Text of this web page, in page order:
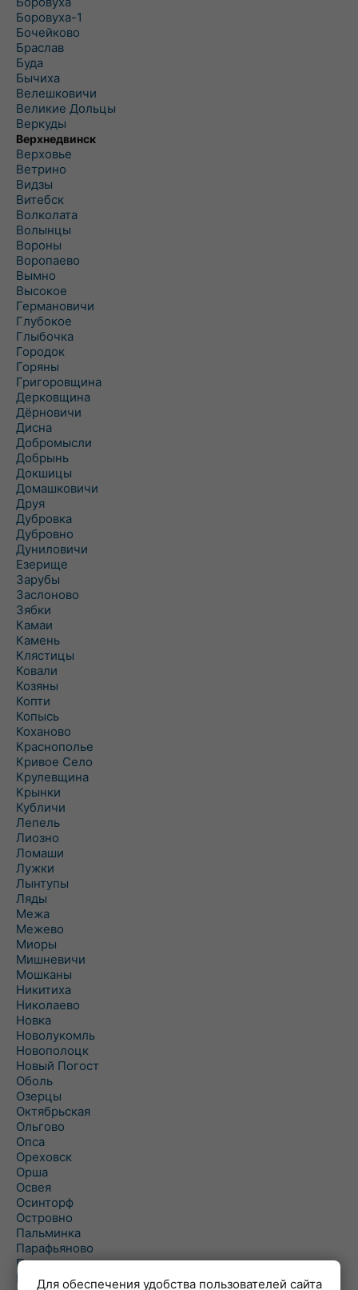
Боровуха-1
Бочейково
Браслав
Буда
Бычиха
Велешковичи
Великие Дольцы
Веркуды
Верхнедвинск
Верховье
Ветрино
Видзы
Витебск
Волколата
Волынцы
Вороны
Воропаево
Вымно
Высокое
Германовичи
Глубокое
Глыбочка
Городок
Горяны
Григоровщина
Дерковщина
Дёрновичи
Дисна
Добромысли
Добрынь
Докшицы
Домашковичи
Друя
Дубровка
Дубровно
Дуниловичи
Езерище
Зарубы
Заслоново
Зябки
Камаи
Камень
Клястицы
Ковали
Козяны
Копти
Копысь
Коханово
Краснополье
Кривое Село
Крулевщина
Крынки
Кубличи
Лепель
Лиозно
Ломаши
Лужки
Лынтупы
Ляды
Межа
Межево
Миоры
Мишневичи
Мошканы
Никитиха
Николаево
Новка
Новолукомль
Новополоцк
Новый Погост
Оболь
Озерцы
Октябрьская
Ольгово
Опса
Ореховск
Орша
Освея
Осинторф
Островно
Пальминка
Парафьяново
Плисса
ПовятьеДля обеспечения удобства пользователей сайта